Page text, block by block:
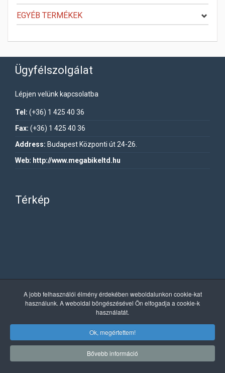
A jobb felhasználói élmény érdekében weboldalunkon cookie-kat
használunk. A weboldal böngészésével Ön elfogadja a cookie-k
használatát.
Ok, megértettem!
Bővebb információ
EGYÉB TERMÉKEK
Ügyfélszolgálat
Lépjen velünk kapcsolatba
Tel: (+36) 1 425 40 36
Fax: (+36) 1 425 40 36
Address: Budapest Központi út 24-26.
Web: http://www.megabikeltd.hu
Térkép